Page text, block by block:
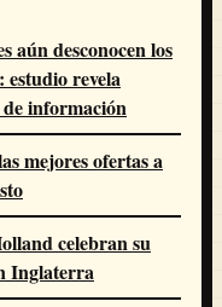
aún desconocen los
estudio revela
información
mejores ofertas a
celebran su
Inglaterra